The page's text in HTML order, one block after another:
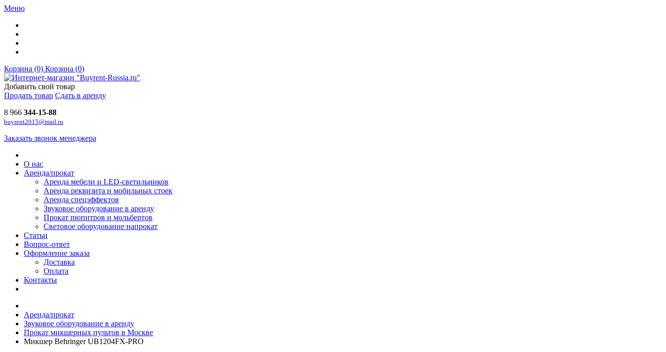
Меню
Корзина (0) Корзина (0)
Добавить свой товар
Продать товар Сдать в аренду
8 966 344-15-88
buyrent2015@mail.ru
Заказать звонок менеджера
О нас
Аренда/прокат
Аренда мебели и LED-светильников
Аренда реквизита и мобильных стоек
Аренда спецэффектов
Звуковое оборудование в аренду
Прокат пюпитров и мольбертов
Световое оборудование напрокат
Статьи
Вопрос-ответ
Оформление заказа
Доставка
Оплата
Контакты
Аренда/прокат
Звуковое оборудование в аренду
Прокат микшерных пультов в Москве
Микшер Behringer UB1204FX-PRO